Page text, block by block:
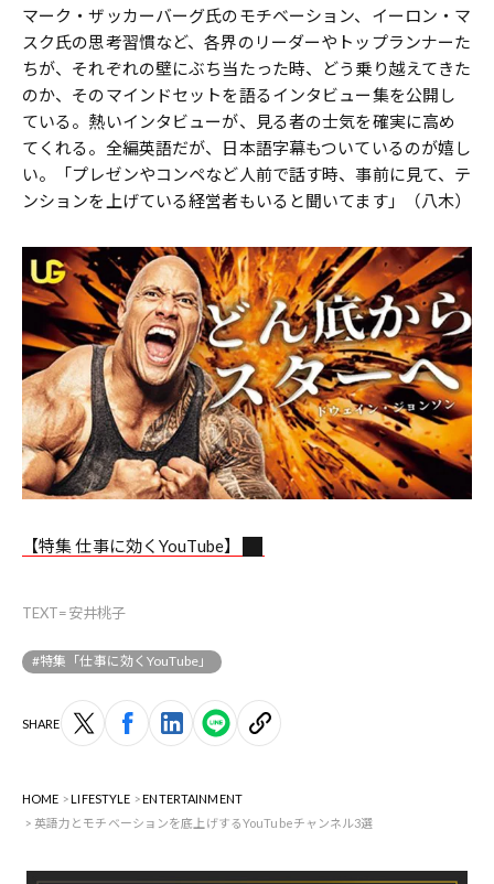
マーク・ザッカーバーグ氏のモチベーション、イーロン・マ
スク氏の思考習慣など、各界のリーダーやトップランナーた
ちが、それぞれの壁にぶち当たった時、どう乗り越えてきた
のか、そのマインドセットを語るインタビュー集を公開し
ている。熱いインタビューが、見る者の士気を確実に高め
てくれる。全編英語だが、日本語字幕もついているのが嬉し
い。「プレゼンやコンペなど人前で話す時、事前に見て、テ
ンションを上げている経営者もいると聞いてます」（八木）
【特集 仕事に効くYouTube】
TEXT=安井桃子
#特集「仕事に効くYouTube」
SHARE
HOME LIFESTYLE
ENTERTAINMENT
英語力とモチベーションを底上げするYouTubeチャンネル3選